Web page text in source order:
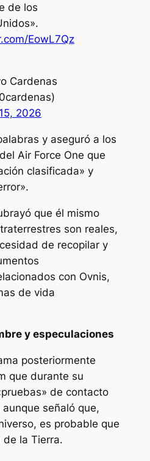
de los
EowL7Qz
Cardenas
2026
y aseguró a los
Air Force One que
clasificada» y
que él mismo
son reales,
de recopilar y
con Ovnis,
de vida
y especulaciones
posteriormente
que durante su
de contacto
señaló que,
es probable que
la Tierra.